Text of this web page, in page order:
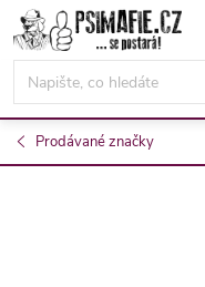
Přejít
na
obsah
Prodávané značky